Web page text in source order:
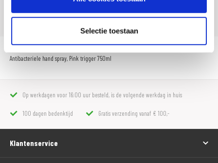
Selectie toestaan
Antibacteriele hand spray, Pink trigger 750ml
Op werkdagen voor 16:00 uur besteld, is de volgende werkdag in huis
100 dagen bedenktijd Gratis verzending vanaf € 100,-
Klantenservice